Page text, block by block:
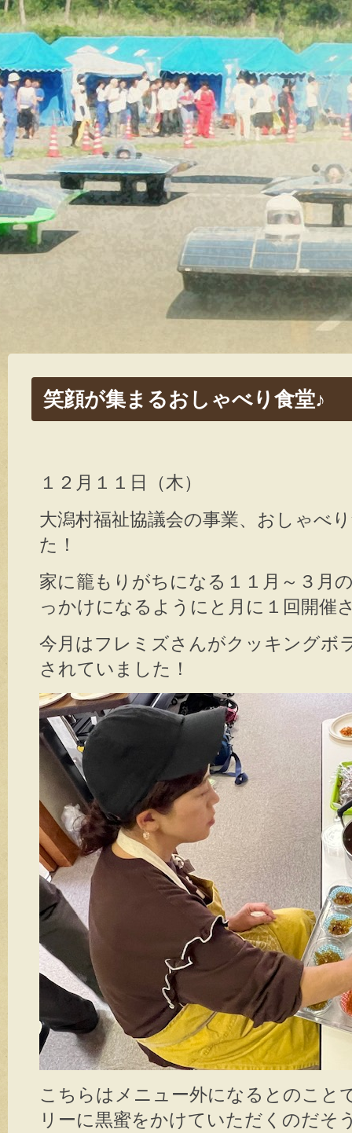
笑顔が集まるおしゃべり食堂♪
１２月１１日（木）
大潟村福祉協議会の事業、おしゃべ
た！
家に籠もりがちになる１１月～３月
っかけになるようにと月に１回開催
今月はフレミズさんがクッキングボ
されていました！
こちらはメニュー外になるとのこと
リーに黒蜜をかけていただくのだそ